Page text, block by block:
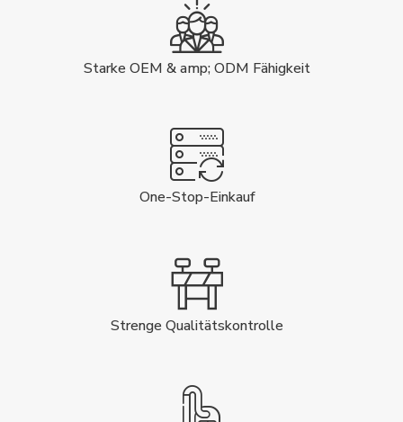
Starke OEM & amp; ODM Fähigkeit
One-Stop-Einkauf
Strenge Qualitätskontrolle